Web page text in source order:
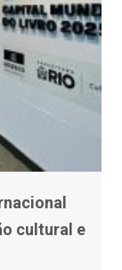
cultural e